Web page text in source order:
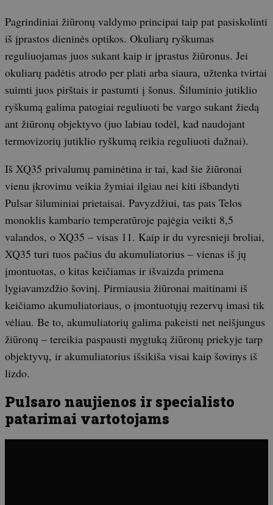
Pagrindiniai žiūronų valdymo principai taip pat pasiskolinti
iš įprastos dieninės optikos. Okuliarų ryškumas
reguliuojamas juos sukant kaip ir įprastus žiūronus. Jei
okuliarų padėtis atrodo per plati arba siaura, užtenka tvirtai
suimti juos pirštais ir pastumti į šonus. Šiluminio jutiklio
ryškumą galima patogiai reguliuoti be vargo sukant žiedą
ant žiūronų objektyvo (juo labiau todėl, kad naudojant
termovizorių jutiklio ryškumą reikia reguliuoti dažnai).
Iš XQ35 privalumų paminėtina ir tai, kad šie žiūronai
vienu įkrovimu veikia žymiai ilgiau nei kiti išbandyti
Pulsar šiluminiai prietaisai. Pavyzdžiui, tas pats Telos
monoklis kambario temperatūroje pajėgia veikti 8,5
valandos, o XQ35 – visas 11. Kaip ir du vyresnieji broliai,
XQ35 turi tuos pačius du akumuliatorius – vienas iš jų
įmontuotas, o kitas keičiamas ir išvaizda primena
lygiavamzdžio šovinį. Pirmiausia žiūronai maitinami iš
keičiamo akumuliatoriaus, o įmontuotųjų rezervų imasi tik
vėliau. Be to, akumuliatorių galima pakeisti net neišjungus
žiūronų – tereikia paspausti mygtuką žiūronų priekyje tarp
objektyvų, ir akumuliatorius išsikiša visai kaip šovinys iš
lizdo.
Pulsaro naujienos ir specialisto
patarimai vartotojams